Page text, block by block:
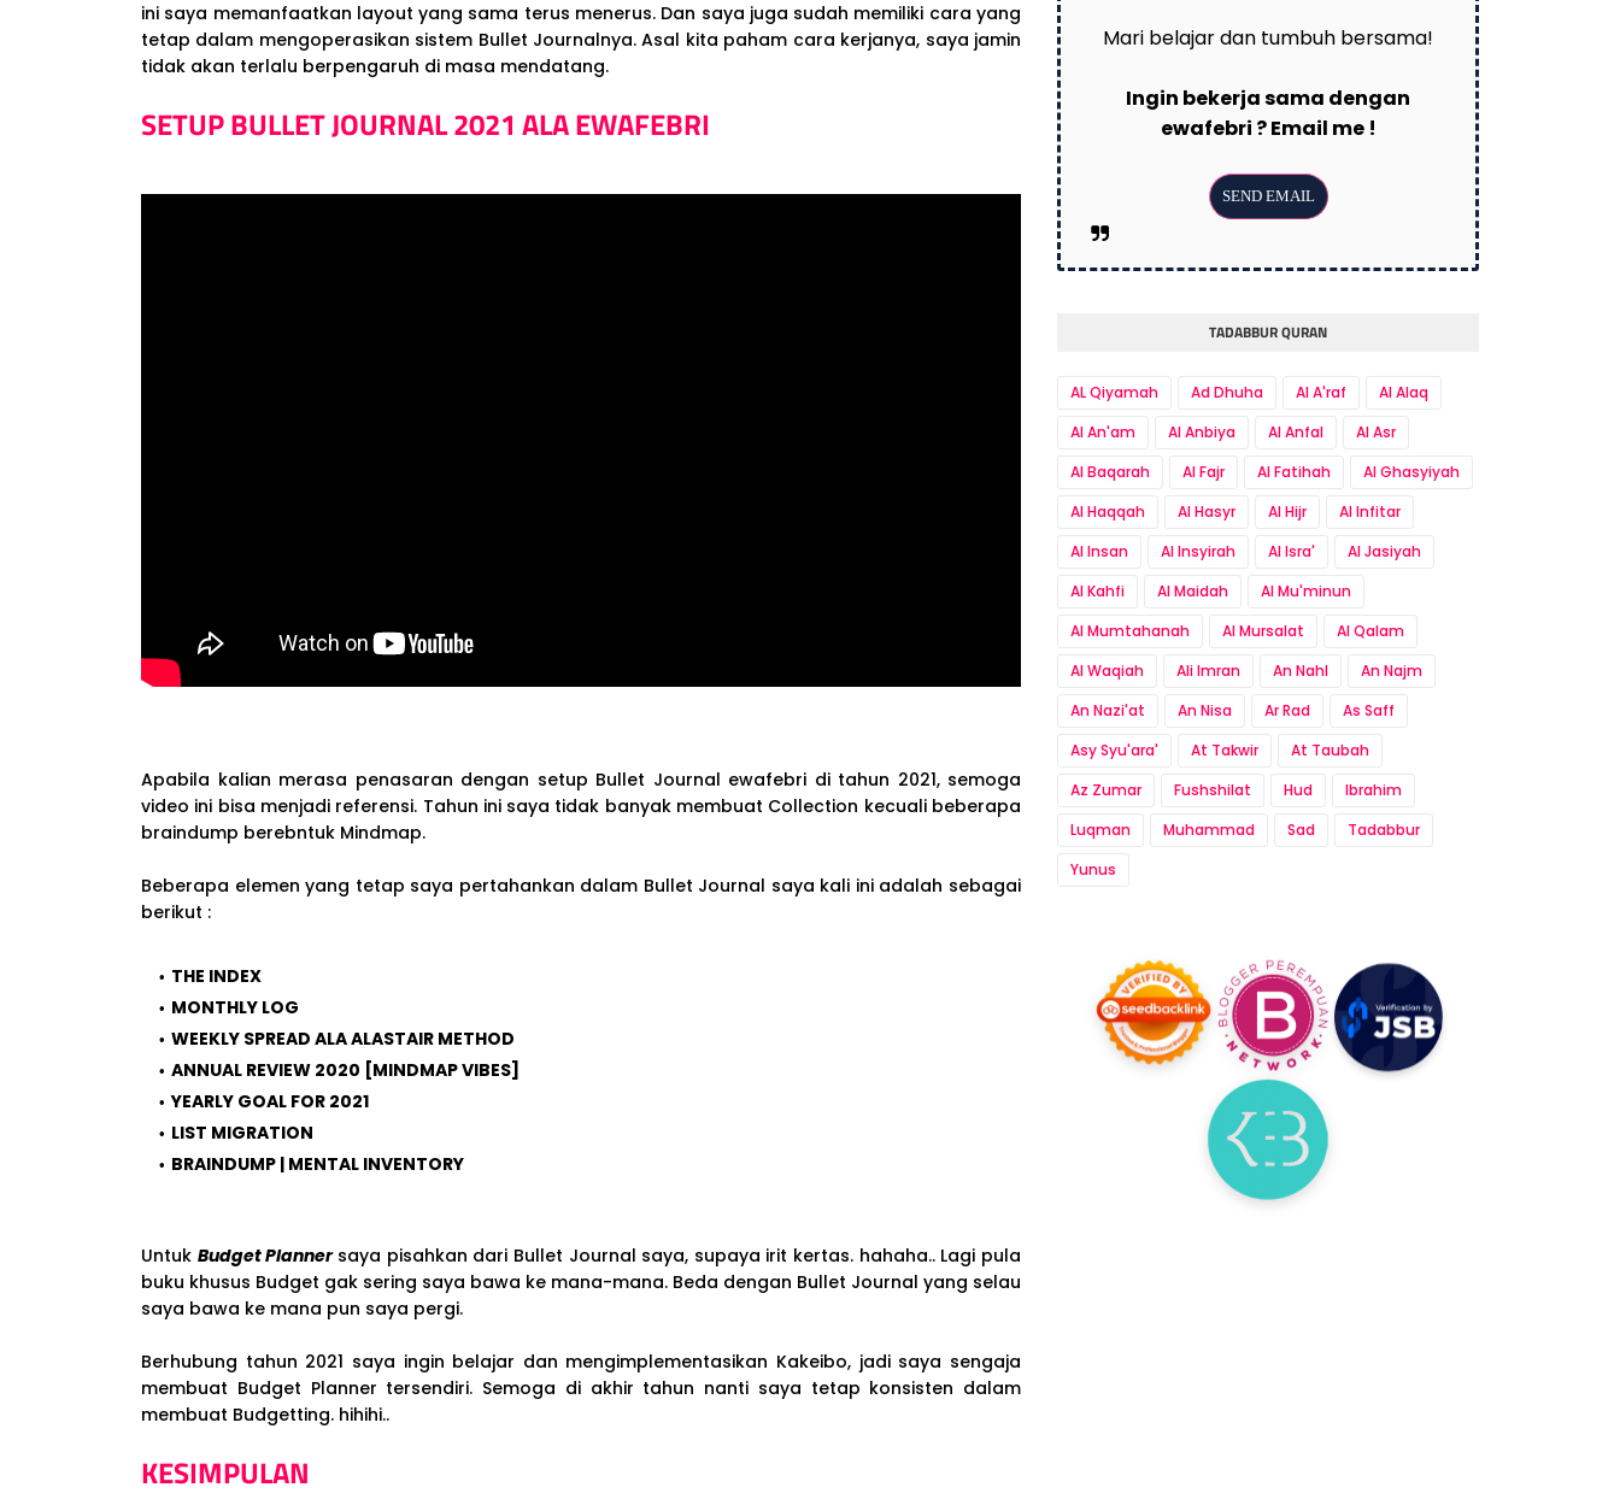
ini saya memanfaatkan layout yang sama terus menerus. Dan saya juga sudah memiliki cara yang
tetap dalam mengoperasikan sistem Bullet Journalnya. Asal kita paham cara kerjanya, saya jamin
tidak akan terlalu berpengaruh di masa mendatang.
SETUP BULLET JOURNAL 2021 ALA EWAFEBRI
Apabila kalian merasa penasaran dengan setup Bullet Journal ewafebri di tahun 2021, semoga
video ini bisa menjadi referensi. Tahun ini saya tidak banyak membuat Collection kecuali beberapa
braindump berebntuk Mindmap.
Beberapa elemen yang tetap saya pertahankan dalam Bullet Journal saya kali ini adalah sebagai
berikut :
THE INDEX
MONTHLY LOG
WEEKLY SPREAD ALA ALASTAIR METHOD
ANNUAL REVIEW 2020 [MINDMAP VIBES]
YEARLY GOAL FOR 2021
LIST MIGRATION
BRAINDUMP | MENTAL INVENTORY
Untuk Budget Planner saya pisahkan dari Bullet Journal saya, supaya irit kertas. hahaha.. Lagi pula
buku khusus Budget gak sering saya bawa ke mana-mana. Beda dengan Bullet Journal yang selau
saya bawa ke mana pun saya pergi.
Berhubung tahun 2021 saya ingin belajar dan mengimplementasikan Kakeibo, jadi saya sengaja
membuat Budget Planner tersendiri. Semoga di akhir tahun nanti saya tetap konsisten dalam
membuat Budgetting. hihihi..
KESIMPULAN
Mari belajar dan tumbuh bersama!
Ingin bekerja sama dengan
ewafebri ? Email me !
TADABBUR QURAN
AL Qiyamah Ad Dhuha Al A'raf
Al Alaq
Al An'am
Al Anbiya Al Anfal
Al Asr
Al Baqarah
Al Fajr Al Fatihah
Al Ghasyiyah
Al Haqqah
Al Hasyr Al Hijr
Al Infitar
Al Insan
Al Insyirah Al Isra'
Al Jasiyah
Al Kahfi
Al Maidah
Al Mu'minun
Al Mumtahanah
Al Mursalat
Al Qalam
Al Waqiah
Ali Imran An Nahl
An Najm
An Nazi'at
An Nisa Ar Rad
As Saff
Asy Syu'ara'
At Takwir
At Taubah
Az Zumar
Fushshilat Hud
Ibrahim
Luqman
Muhammad Sad
Tadabbur
Yunus